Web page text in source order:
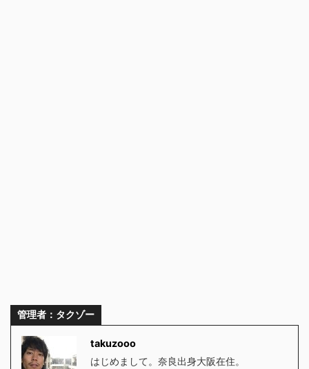
管理者：タクゾー
takuzooo
はじめまして。奈良出身大阪在住。